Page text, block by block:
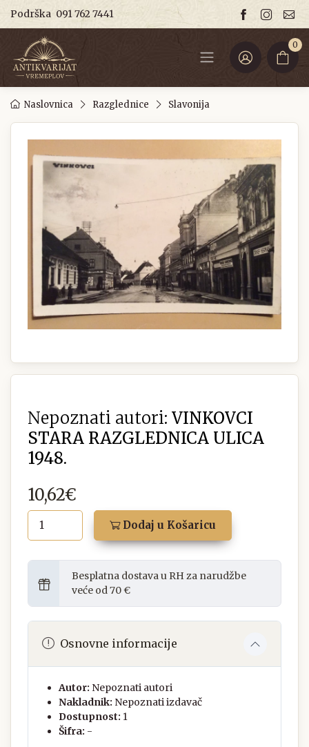
Podrška 091 762 7441
0
Naslovnica Razglednice Slavonija
Nepoznati autori: VINKOVCI
STARA RAZGLEDNICA ULICA
1948.
10,62€
Dodaj u Košaricu
Besplatna dostava u RH za narudžbe
veće od 70 €
Osnovne informacije
Autor: Nepoznati autori
Nakladnik: Nepoznati izdavač
Dostupnost: 1
Šifra: -